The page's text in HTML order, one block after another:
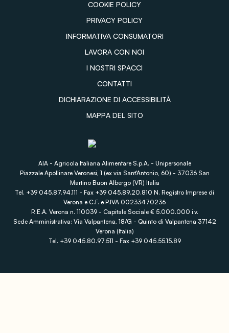
COOKIE POLICY
PRIVACY POLICY
INFORMATIVA CONSUMATORI
LAVORA CON NOI
I NOSTRI SPACCI
CONTATTI
DICHIARAZIONE DI ACCESSIBILITÀ
MAPPA DEL SITO
AIA - Agricola Italiana Alimentare S.p.A. - Unipersonale
Piazzale Apollinare Veronesi, 1 (ex via Sant'Antonio, 60) - 37036 San
Martino Buon Albergo (VR) Italia
Tel. +39 045.87.94.111 - Fax +39 045.89.20.810 N. Registro Imprese di
Verona e C.F. e P.IVA 00233470236
R.E.A. Verona n. 110039 - Capitale Sociale € 5.000.000 i.v.
Sede Amministrativa: Via Valpantena, 18/G - Quinto di Valpantena 37142
Verona (Italia)
Tel. +39 045.80.97.511 - Fax +39 045.55.15.89